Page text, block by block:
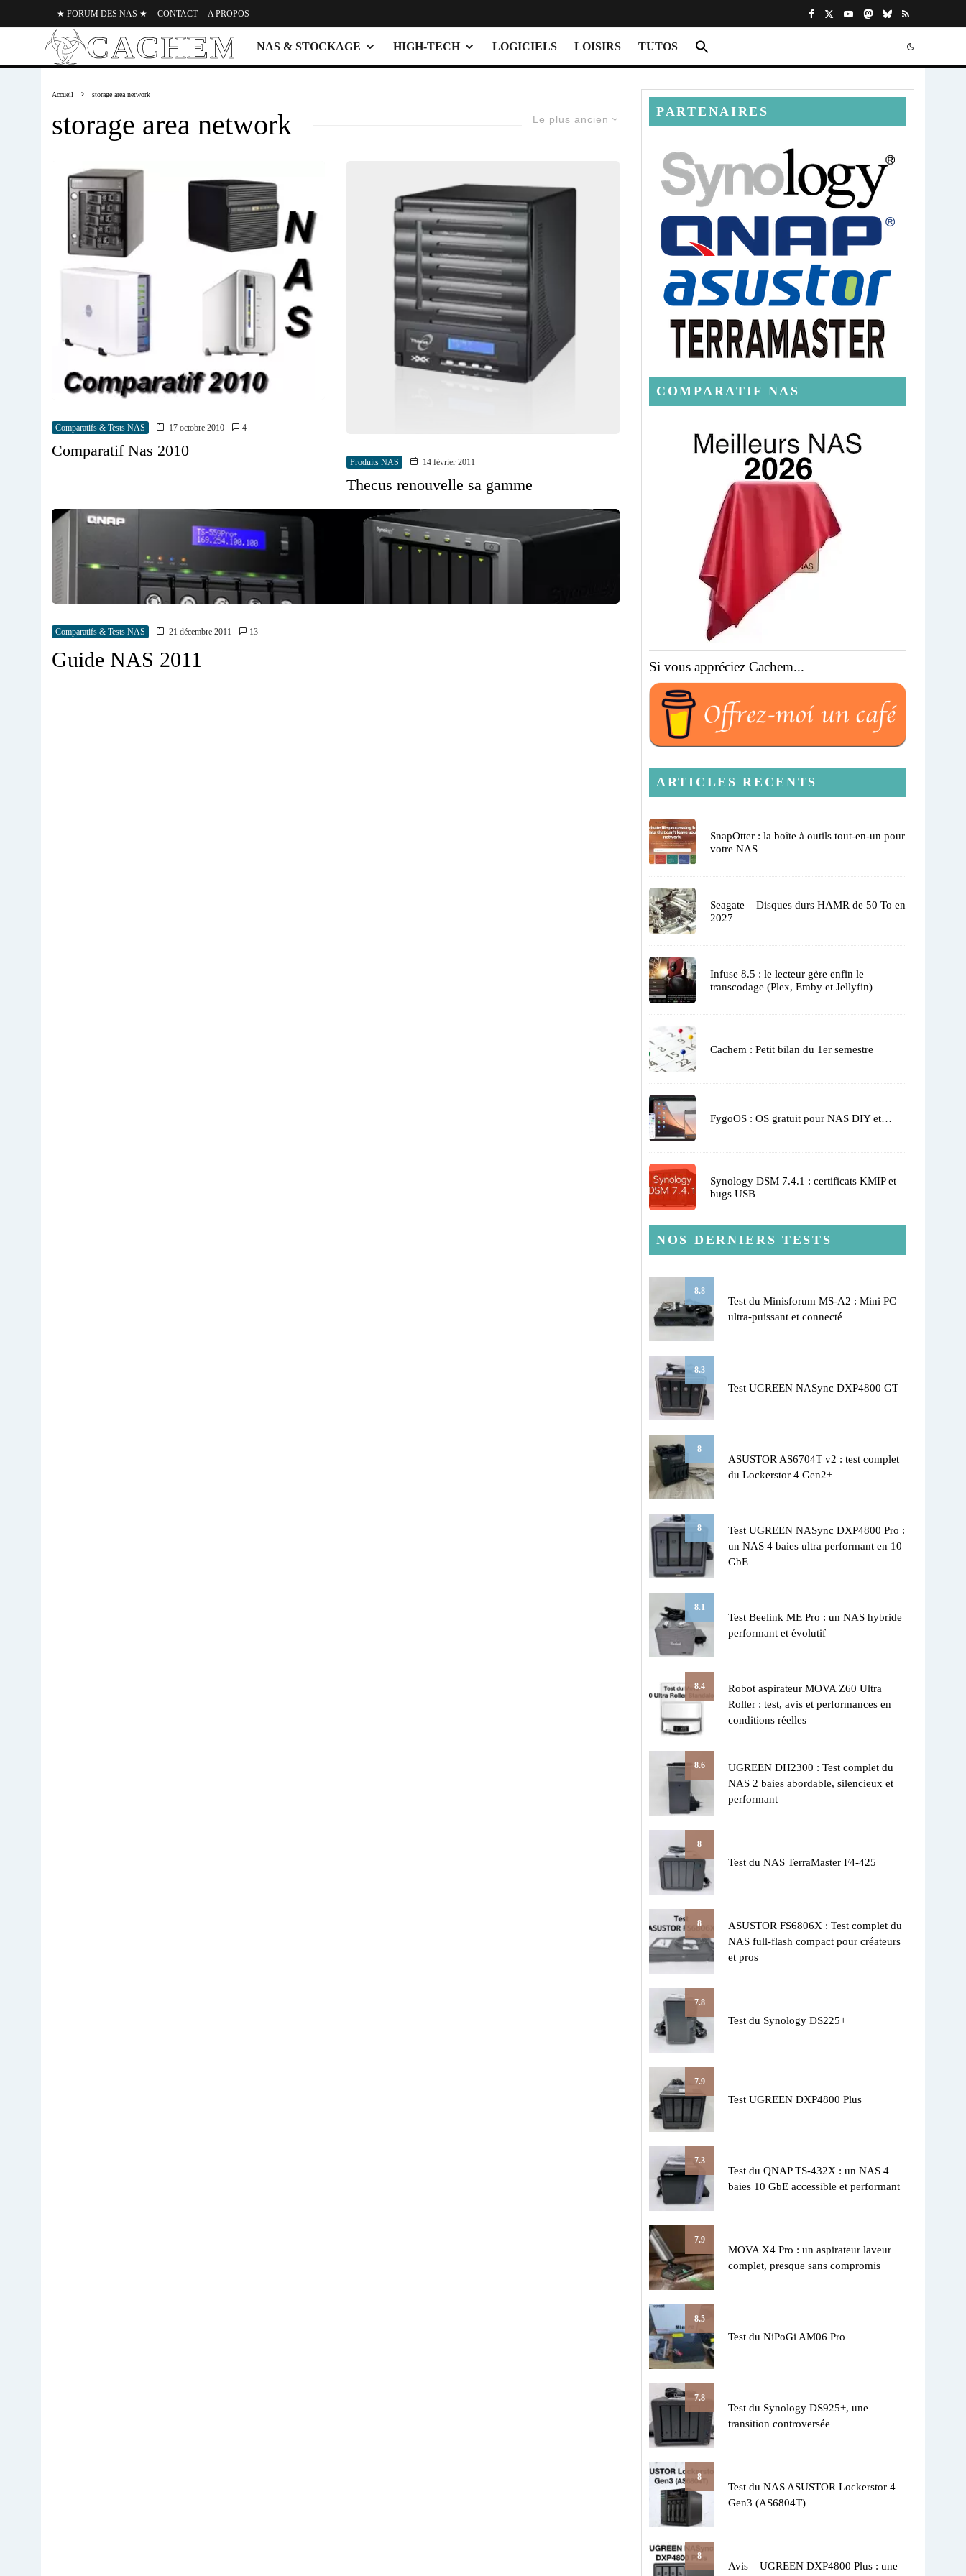
★ FORUM DES NAS ★ CONTACT A PROPOS
NAS & STOCKAGE HIGH-TECH LOGICIELS LOISIRS TUTOS
Accueil storage area network
Le plus ancien
storage area network
Comparatifs & Tests NAS 17 octobre 2010 4
Comparatif Nas 2010
Produits NAS 14 février 2011
Thecus renouvelle sa gamme
Comparatifs & Tests NAS 21 décembre 2011 13
Guide NAS 2011
PARTENAIRES
COMPARATIF NAS
Si vous appréciez Cachem...
ARTICLES RECENTS
SnapOtter : la boîte à outils tout-en-un pour
votre NAS
Seagate – Disques durs HAMR de 50 To en
2027
Infuse 8.5 : le lecteur gère enfin le
transcodage (Plex, Emby et Jellyfin)
Cachem : Petit bilan du 1er semestre
FygoOS : OS gratuit pour NAS DIY et…
Synology DSM 7.4.1 : certificats KMIP et
bugs USB
NOS DERNIERS TESTS
8.8
Test du Minisforum MS-A2 : Mini PC
ultra-puissant et connecté
8.3
Test UGREEN NASync DXP4800 GT
8
ASUSTOR AS6704T v2 : test complet
du Lockerstor 4 Gen2+
8
Test UGREEN NASync DXP4800 Pro :
un NAS 4 baies ultra performant en 10
GbE
8.1
Test Beelink ME Pro : un NAS hybride
performant et évolutif
8.4
Robot aspirateur MOVA Z60 Ultra
Roller : test, avis et performances en
conditions réelles
8.6
UGREEN DH2300 : Test complet du
NAS 2 baies abordable, silencieux et
performant
8
Test du NAS TerraMaster F4-425
8
ASUSTOR FS6806X : Test complet du
NAS full-flash compact pour créateurs
et pros
7.8
Test du Synology DS225+
7.9
Test UGREEN DXP4800 Plus
7.3
Test du QNAP TS-432X : un NAS 4
baies 10 GbE accessible et performant
7.9
MOVA X4 Pro : un aspirateur laveur
complet, presque sans compromis
8.5
Test du NiPoGi AM06 Pro
7.8
Test du Synology DS925+, une
transition controversée
8
Test du NAS ASUSTOR Lockerstor 4
Gen3 (AS6804T)
8
Avis – UGREEN DXP4800 Plus : une